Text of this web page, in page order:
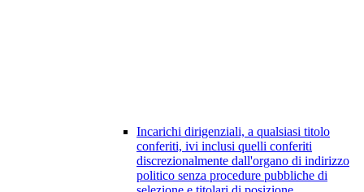
Incarichi dirigenziali, a qualsiasi titolo
conferiti, ivi inclusi quelli conferiti
discrezionalmente dall'organo di indirizzo
politico senza procedure pubbliche di